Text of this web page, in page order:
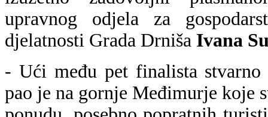
upravnog odjela za
djelatnosti Grada Drniša Ivana
- Ući među pet finalista
pao je na gornje Međimurje koje